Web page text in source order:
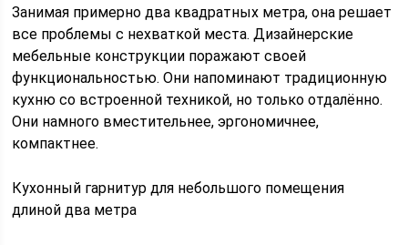
Занимая примерно два квадратных метра, она решает
все проблемы с нехваткой места. Дизайнерские
мебельные конструкции поражают своей
функциональностью. Они напоминают традиционную
кухню со встроенной техникой, но только отдалённо.
Они намного вместительнее, эргономичнее,
компактнее.
Кухонный гарнитур для небольшого помещения
длиной два метра